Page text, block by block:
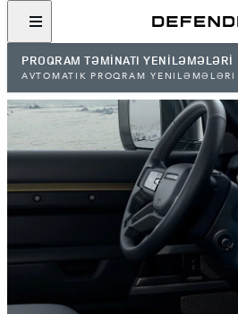
PROQRAM TƏMINATI YENILƏMƏLƏRI
AVTOMATİK PROQRAM YENİLƏMƏLƏRİ